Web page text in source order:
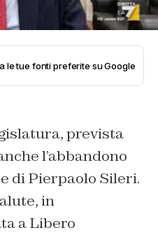
le tue fonti preferite su Google
prevista
l’abbandono
di Pierpaolo Sileri.
in
a Libero